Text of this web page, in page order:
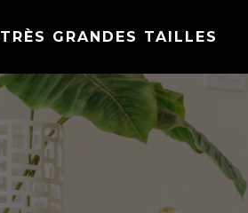
TRÈS GRANDES TAILLES